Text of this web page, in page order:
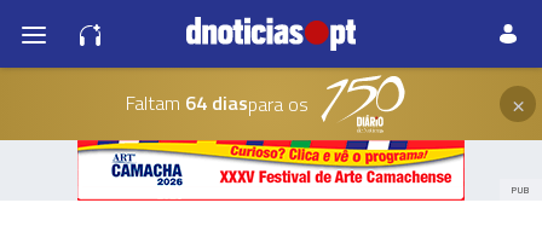
Faltam 64 diaspara os ×
PUB